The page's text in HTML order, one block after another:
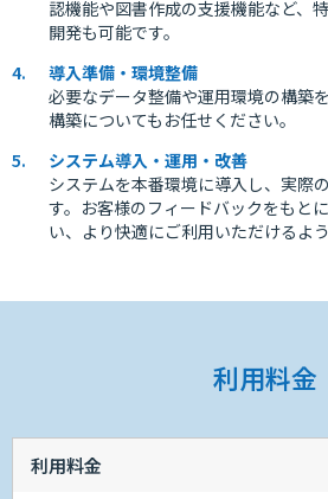
認機能や図書作成の支援機能など、
開発も可能です。
導入準備・環境整備
必要なデータ整備や運用環境の構築
構築についてもお任せください。
システム導入・運用・改善
システムを本番環境に導入し、実際
す。お客様のフィードバックをもと
い、より快適にご利用いただけるよ
利用料金
利用料金